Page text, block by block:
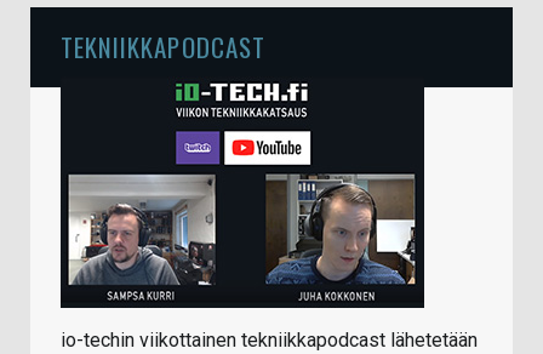
TEKNIIKKAPODCAST
io-techin viikottainen tekniikkapodcast lähetetään